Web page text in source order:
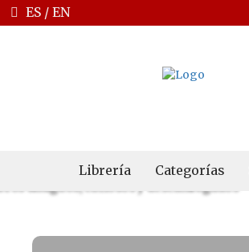
ES / EN
Librería Categorías